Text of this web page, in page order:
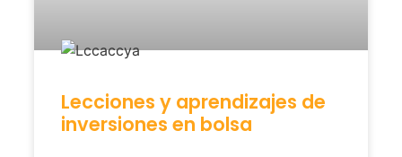
Lecciones y aprendizajes de
inversiones en bolsa